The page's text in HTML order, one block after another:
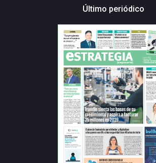
Último periódico